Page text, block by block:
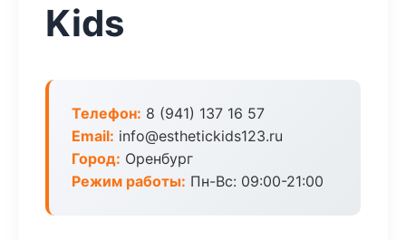
Kids
Телефон: 8 (941) 137 16 57
Email: info@esthetickids123.ru
Город: Оренбург
Режим работы: Пн-Вс: 09:00-21:00